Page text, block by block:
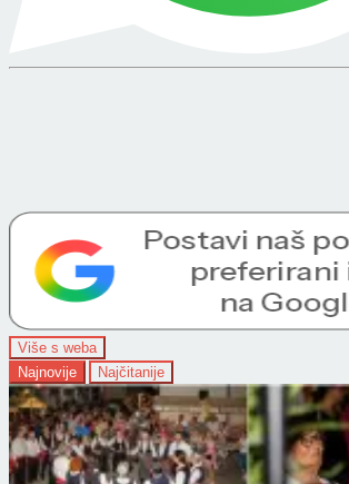
Više s weba
Najnovije
Najčitanije